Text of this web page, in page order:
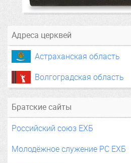
Адреса церквей
Астраханская область
Волгоградская область
Братские сайты
Российский союз ЕХБ
Молодёжное служение РС ЕХБ